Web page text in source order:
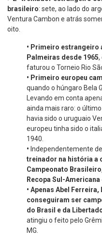
brasileiro: sete, ao lado do
Ventura Cambon e atrás
oito.
• Primeiro estrangeiro
Palmeiras desde 1965,
faturou o Torneio Rio
• Primeiro europeu
quando o húngaro Bela
Levando em conta
ainda mais raro: o
havia sido o uruguaio
europeu tinha sido o
1940.
• Independentemente
treinador na história a
Campeonato
Recopa Sul-
• Apenas Abel Ferreira,
conseguiram ser
do Brasil e da
atingiu o feito pelo
MG.